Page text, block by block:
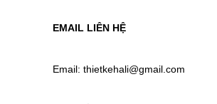
EMAIL LIÊN
Email: